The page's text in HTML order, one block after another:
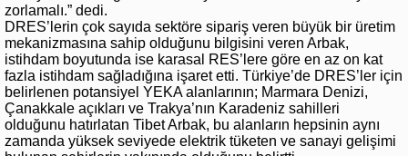
zorlamalı.” dedi.
DRES’lerin çok sayıda sektöre sipariş veren büyük bir üretim
mekanizmasına sahip olduğunu bilgisini veren Arbak,
istihdam boyutunda ise karasal RES’lere göre en az on kat
fazla istihdam sağladığına işaret etti. Türkiye’de DRES’ler için
belirlenen potansiyel YEKA alanlarının; Marmara Denizi,
Çanakkale açıkları ve Trakya’nın Karadeniz sahilleri
olduğunu hatırlatan Tibet Arbak, bu alanların hepsinin aynı
zamanda yüksek seviyede elektrik tüketen ve sanayi gelişimi